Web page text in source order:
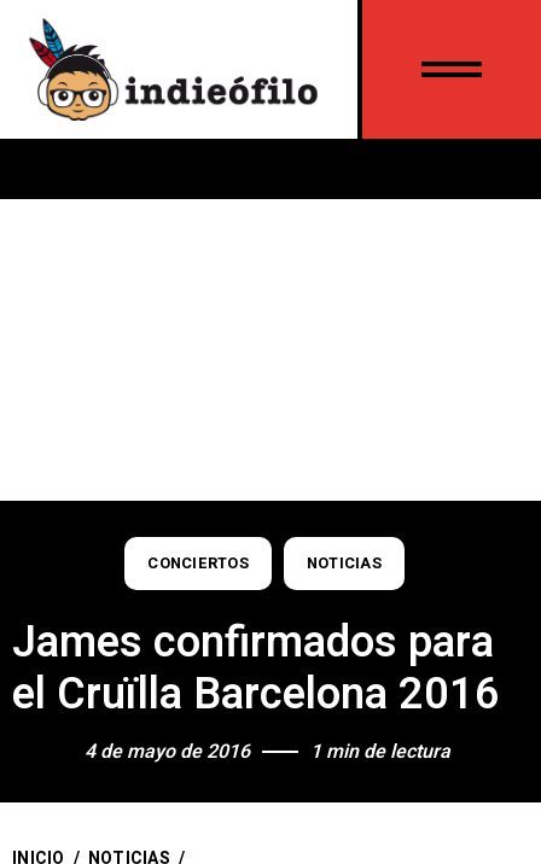
CONCIERTOS NOTICIAS
James confirmados para
el Cruïlla Barcelona 2016
4 de mayo de 2016 1 min de lectura
INICIO / NOTICIAS /